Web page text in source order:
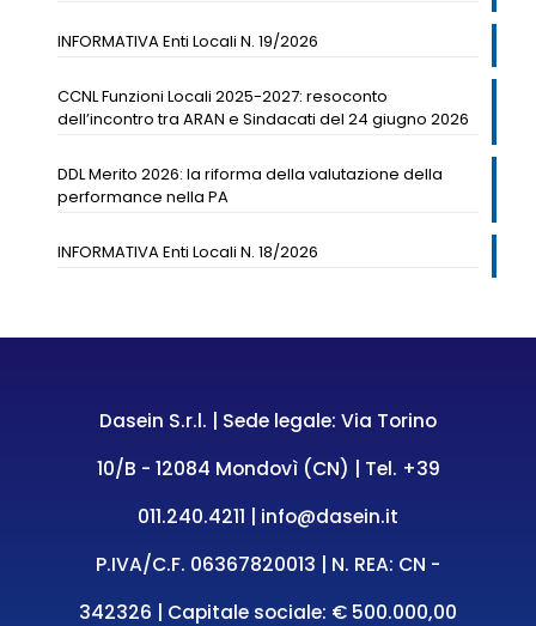
INFORMATIVA Enti Locali N. 19/2026
CCNL Funzioni Locali 2025-2027: resoconto
dell’incontro tra ARAN e Sindacati del 24 giugno 2026
DDL Merito 2026: la riforma della valutazione della
performance nella PA
INFORMATIVA Enti Locali N. 18/2026
Dasein S.r.l. | Sede legale: Via Torino
10/B - 12084 Mondovì (CN) | Tel. +39
011.240.4211 | info@dasein.it
P.IVA/C.F. 06367820013 | N. REA: CN -
342326 | Capitale sociale: € 500.000,00